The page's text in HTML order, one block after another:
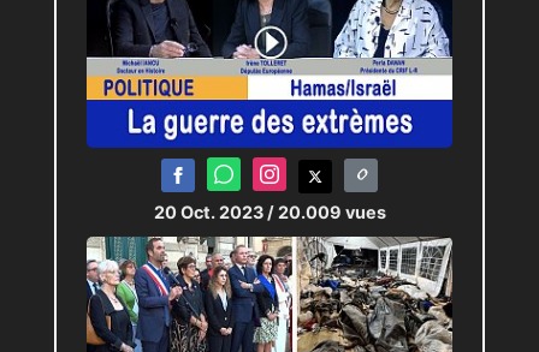
20 Oct. 2023 / 20.009 vues